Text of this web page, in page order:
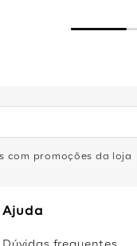
com promoções da loja
Ajuda